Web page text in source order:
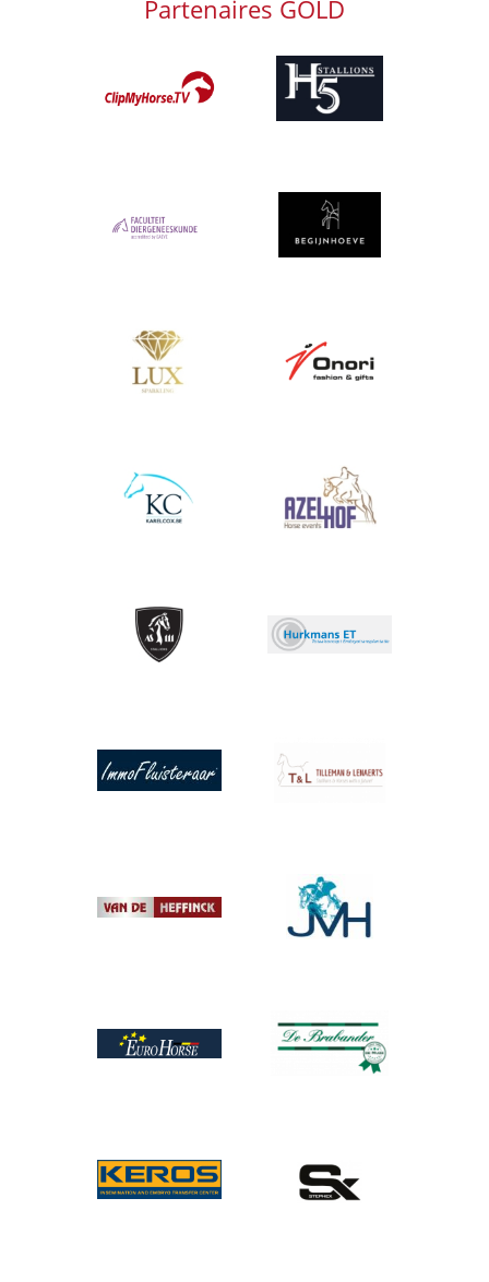
Partenaires GOLD
Afbeelding
Afbeelding Afbeelding
Afbeelding Afbeelding
Afbeelding Afbeelding
Afbeelding
Afbeelding
Afbeelding Afbeelding
Afbeelding
Afbeelding
Afbeelding
Afbeelding
Afbeelding
Afbeelding